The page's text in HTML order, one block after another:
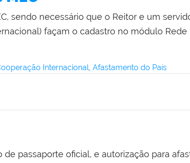
sendo necessário que o Reitor e um
façam o cadastro no módulo Rede
Internacional, Afastamento do País
passaporte oficial, e autorização para